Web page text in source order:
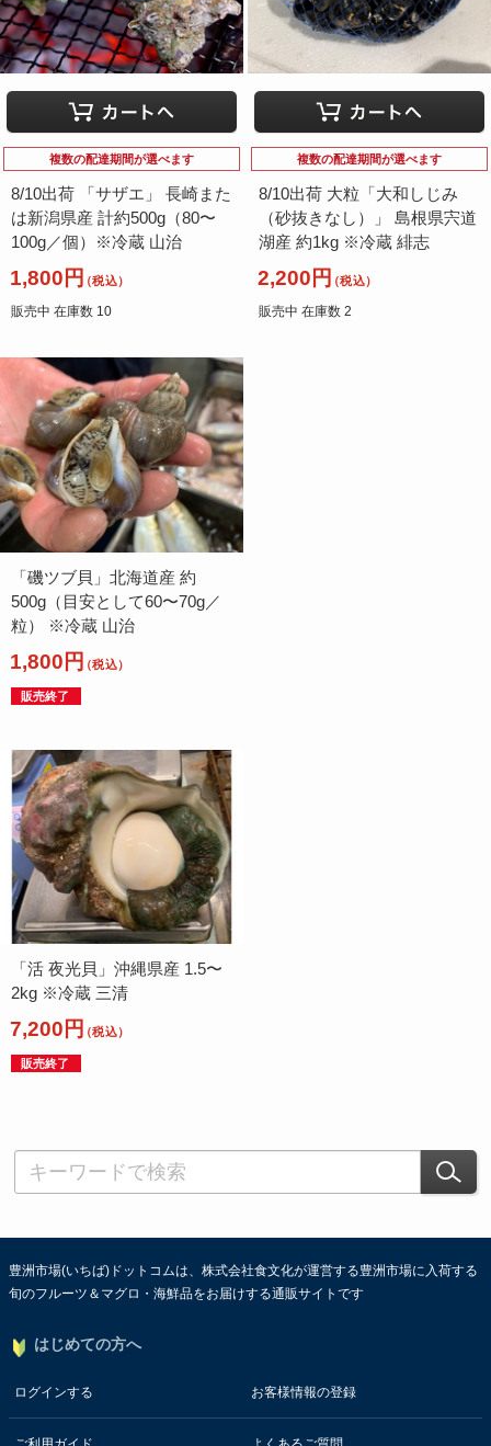
複数の配達期間が選べます
8/10出荷 「サザエ」 長崎また
は新潟県産 計約500g（80〜
100g／個）※冷蔵 山治
1,800円（税込）
販売中 在庫数 10
複数の配達期間が選べます
8/10出荷 大粒「大和しじみ
（砂抜きなし）」 島根県宍道
湖産 約1kg ※冷蔵 緋志
2,200円（税込）
販売中 在庫数 2
「磯ツブ貝」北海道産 約
500g（目安として60〜70g／
粒） ※冷蔵 山治
1,800円（税込）
販売終了
「活 夜光貝」沖縄県産 1.5〜
2kg ※冷蔵 三清
7,200円（税込）
販売終了
豊洲市場(いちば)ドットコムは、株式会社食文化が運営する豊洲市場に入荷する
旬のフルーツ＆マグロ・海鮮品をお届けする通販サイトです
はじめての方へ
ログインする お客様情報の登録